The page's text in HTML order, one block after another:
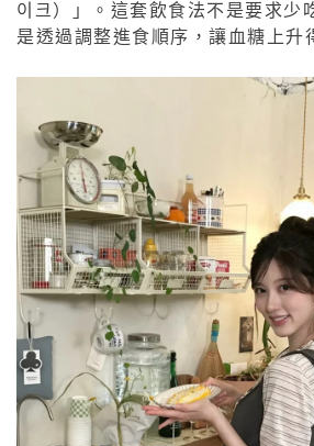
이크）」。這套飲食法不是要求少
是透過調整進食順序，讓血糖上升